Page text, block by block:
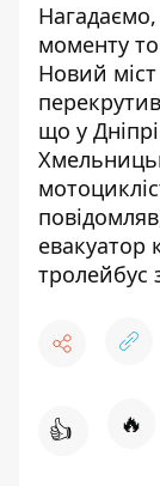
моменту
Новий міст
що у
евакуатор
тролейбус
👍 🔥